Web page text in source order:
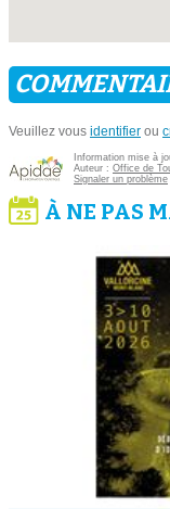
Veuillez vous identifier ou
Information mise à
Auteur : Office de
Signaler un problème
À NE PAS